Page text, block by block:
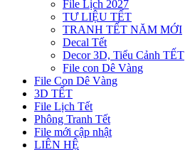
File Lịch 2027
TƯ LIỆU TẾT
TRANH TẾT NĂM MỚI
Decal Tết
Decor 3D, Tiểu Cảnh TẾT
File con Dê Vàng
File Con Dê Vàng
3D TẾT
File Lịch Tết
Phông Tranh Tết
File mới cập nhật
LIÊN HỆ